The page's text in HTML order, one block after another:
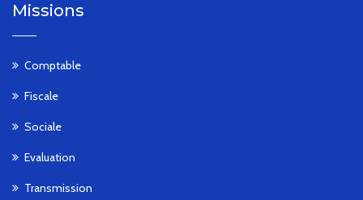
Missions
Comptable
Fiscale
Sociale
Evaluation
Transmission